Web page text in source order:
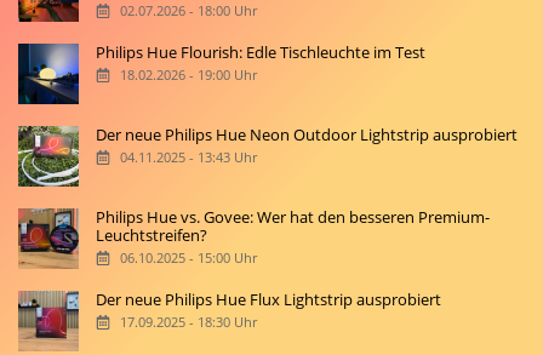
02.07.2026 - 18:00 Uhr
Philips Hue Flourish: Edle Tischleuchte im Test
18.02.2026 - 19:00 Uhr
Der neue Philips Hue Neon Outdoor Lightstrip ausprobiert
04.11.2025 - 13:43 Uhr
Philips Hue vs. Govee: Wer hat den besseren Premium-
Leuchtstreifen?
06.10.2025 - 15:00 Uhr
Der neue Philips Hue Flux Lightstrip ausprobiert
17.09.2025 - 18:30 Uhr